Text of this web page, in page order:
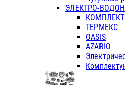
ЭЛЕКТРО-
ТЕРМЕКС
OASIS
AZARIO